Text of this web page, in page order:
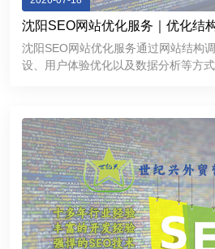
沈阳SEO网站优化服务｜优化结
长方案
沈阳SEO网站优化服务通过网站结构
设、用户体验优化以及数据分析等方
度，还能够成为持